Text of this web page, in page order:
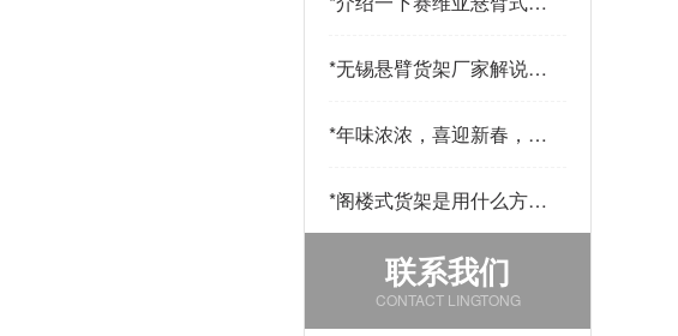
*无锡悬臂货架厂家解说悬
*年味浓浓，喜迎新春，公
*阁楼式货架是用什么方法
改善仓库中的环境的
联系我们
CONTACT LINGTONG